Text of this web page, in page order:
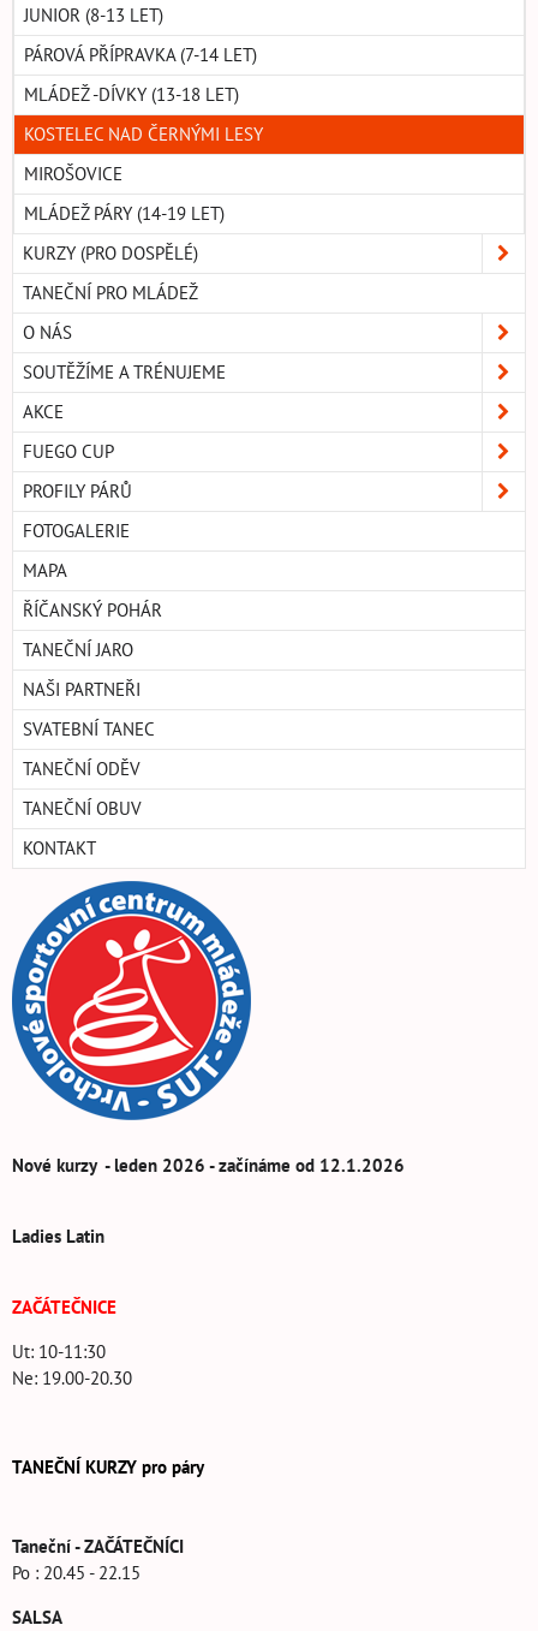
JUNIOR (8-13 LET)
PÁROVÁ PŘÍPRAVKA (7-14 LET)
MLÁDEŽ -DÍVKY (13-18 LET)
KOSTELEC NAD ČERNÝMI LESY
MIROŠOVICE
MLÁDEŽ PÁRY (14-19 LET)
KURZY (PRO DOSPĚLÉ)
TANEČNÍ PRO MLÁDEŽ
O NÁS
SOUTĚŽÍME A TRÉNUJEME
AKCE
FUEGO CUP
PROFILY PÁRŮ
FOTOGALERIE
MAPA
ŘÍČANSKÝ POHÁR
TANEČNÍ JARO
NAŠI PARTNEŘI
SVATEBNÍ TANEC
TANEČNÍ ODĚV
TANEČNÍ OBUV
KONTAKT
Nové kurzy - leden 2026 - začínáme od 12.1.2026
Ladies Latin
ZAČÁTEČNICE
Ut: 10-11:30
Ne: 19.00-20.30
TANEČNÍ KURZY pro páry
Taneční - ZAČÁTEČNÍCI
Po : 20.45 - 22.15
SALSA